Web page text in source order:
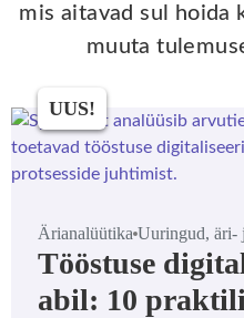
mis aitavad sul hoida
muuta
UUS!
Ärianalüütika Uuringud, äri-
Tööstuse
abil: 10